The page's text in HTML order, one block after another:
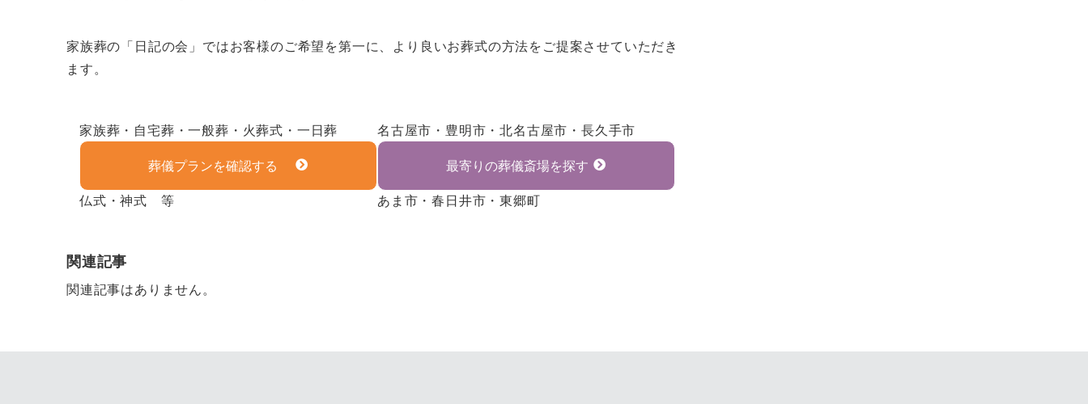
家族葬の「日記の会」ではお客様のご希望を第一に、より良いお葬式の方法をご提案させていただき
ます。
家族葬・自宅葬・一般葬・火葬式・一日葬
葬儀プランを確認する
仏式・神式 等
名古屋市・豊明市・北名古屋市・長久手市
最寄りの葬儀斎場を探す
あま市・春日井市・東郷町
関連記事
関連記事はありません。